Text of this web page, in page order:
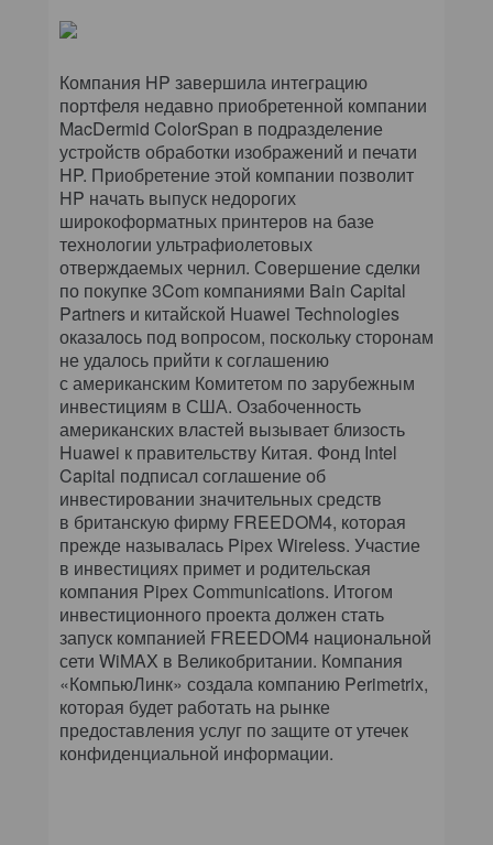
Компания HP завершила интеграцию
портфеля недавно приобретенной компании
MacDermid ColorSpan в подразделение
устройств обработки изображений и печати
HP. Приобретение этой компании позволит
HP начать выпуск недорогих
широкоформатных принтеров на базе
технологии ультрафиолетовых
отверждаемых чернил. Совершение сделки
по покупке 3Com компаниями Bain Capital
Partners и китайской Huawei Technologies
оказалось под вопросом, поскольку сторонам
не удалось прийти к соглашению
с американским Комитетом по зарубежным
инвестициям в США. Озабоченность
американских властей вызывает близость
Huawei к правительству Китая. Фонд Intel
Capital подписал соглашение об
инвестировании значительных средств
в британскую фирму FREEDOM4, которая
прежде называлась Pipex Wireless. Участие
в инвестициях примет и родительская
компания Pipex Communications. Итогом
инвестиционного проекта должен стать
запуск компанией FREEDOM4 национальной
сети WiMAX в Великобритании. Компания
«КомпьюЛинк» создала компанию Perimetrix,
которая будет работать на рынке
предоставления услуг по защите от утечек
конфиденциальной информации.